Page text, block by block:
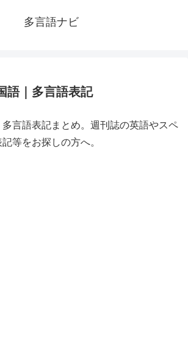
多言語ナビ
語｜多言語表記
言語表記まとめ。週刊誌の英語やスペ
等をお探しの方へ。